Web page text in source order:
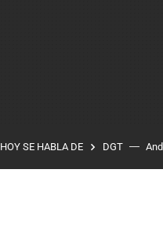
HOY SE HABLA DE DGT